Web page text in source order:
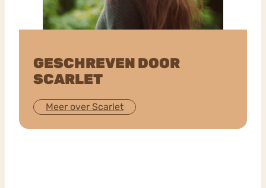
GESCHREVEN DOOR
SCARLET
Meer over Scarlet